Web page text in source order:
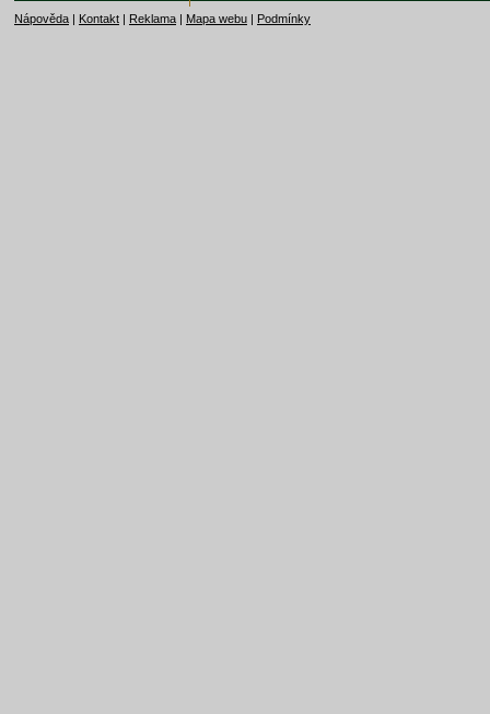
Nápověda | Kontakt | Reklama | Mapa webu | Podmínky